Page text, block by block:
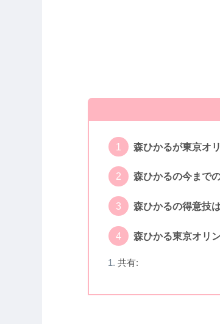
森ひかるが東京オ
森ひかるの今まで
森ひかるの得意技
森ひかる東京オリ
共有: